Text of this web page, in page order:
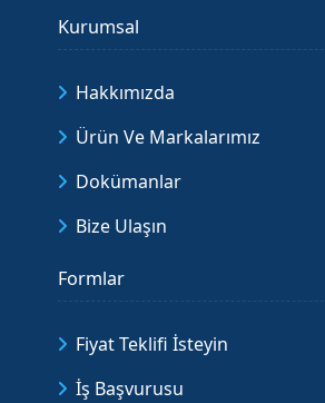
Kurumsal
Hakkımızda
Ürün Ve Markalarımız
Dokümanlar
Bize Ulaşın
Formlar
Fiyat Teklifi İsteyin
İş Başvurusu